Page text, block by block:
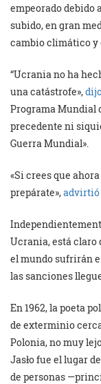
empeorado debido
subido, en gran
cambio climático y
“Ucrania no ha
una catástrofe»,
Programa Mundial
precedente ni
Guerra Mundial».
«Si crees que
prepárate»,advirtió
Ucrania, está claro
el mundo sufrirán
las sanciones
En 1962, la poeta
de exterminio
Polonia, no muy
Jasło fue el lugar
de personas